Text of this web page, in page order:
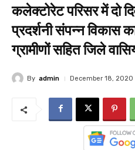
कलेक्टोरेट परिसर में दो
प्रदर्शनी संपन्न विकास
ग्रामीणों सहित जिले
By admin December 18, 2020